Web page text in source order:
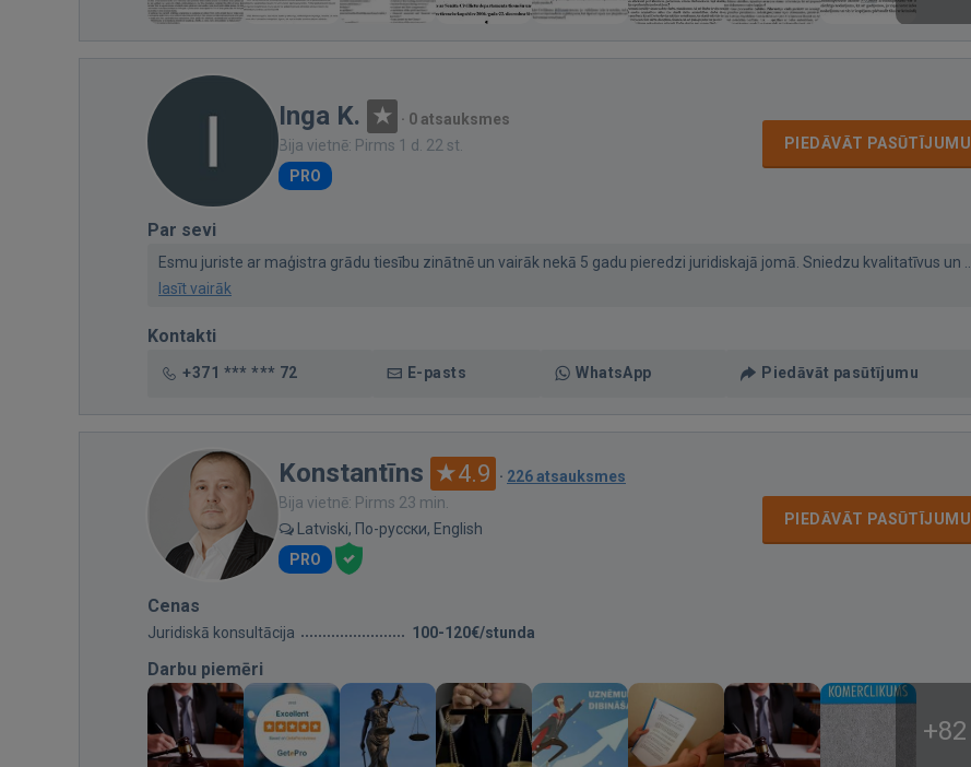
Inga K. · 0 atsauksmes
Bija vietnē: Pirms 1 d. 22 st.
PRO
PIEDĀVĀT PASŪTĪJUMU
Par sevi
Esmu juriste ar maģistra grādu tiesību zinātnē un vairāk nekā 5 gadu pieredzi juridiskajā jomā. Sniedzu kvalitatīvus un ...
lasīt vairāk
Kontakti
+371 *** *** 72 E-pasts WhatsApp Piedāvāt pasūtījumu
Konstantīns 4.9 · 226 atsauksmes
Bija vietnē: Pirms 23 min.
Latviski, По-русски, English
PRO
PIEDĀVĀT PASŪTĪJUMU
Cenas
Juridiskā konsultācija 100-120€/stunda
Darbu piemēri
+82